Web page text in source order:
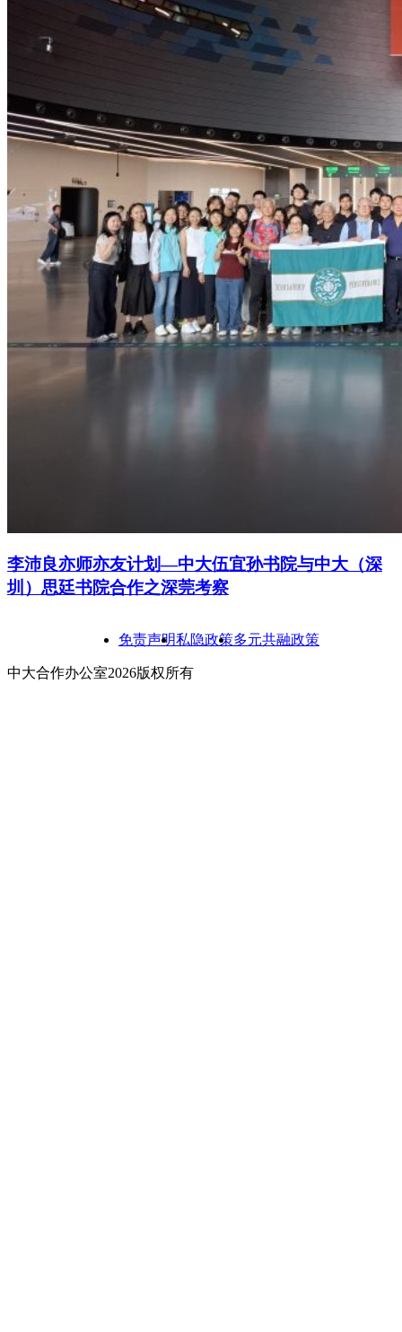
李沛良亦师亦友计划—中大伍宜孙书院与中大（深
圳）思廷书院合作之深莞考察
免责声明私隐政策多元共融政策
中大合作办公室2026版权所有